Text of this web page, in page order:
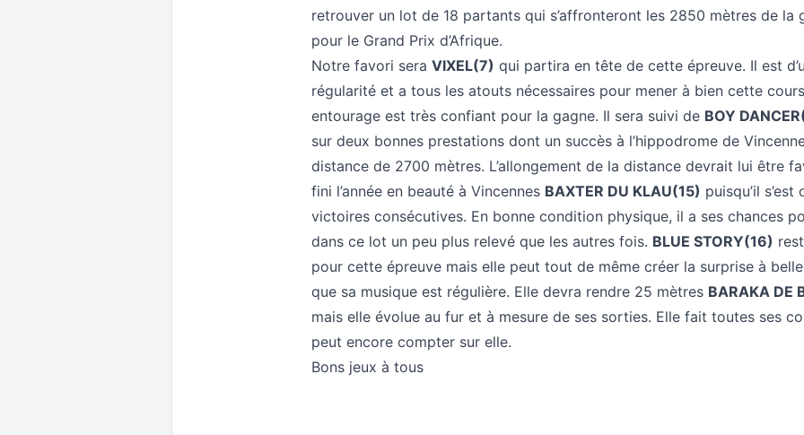
retrouver un lot de 18 partants qui s’affronteront les 2850 mètres de la
pour le Grand Prix d’Afrique.
Notre favori sera VIXEL(7) qui partira en tête de cette épreuve. Il est
régularité et a tous les atouts nécessaires pour mener à bien cette
entourage est très confiant pour la gagne. Il sera suivi de BOY
sur deux bonnes prestations dont un succès à l’hippodrome de
distance de 2700 mètres. L’allongement de la distance devrait lui être
fini l’année en beauté à Vincennes BAXTER DU KLAU(15) puisqu’il
victoires consécutives. En bonne condition physique, il a ses chances
dans ce lot un peu plus relevé que les autres fois. BLUE STORY(16)
pour cette épreuve mais elle peut tout de même créer la surprise à
que sa musique est régulière. Elle devra rendre 25 mètres BARAKA DE
mais elle évolue au fur et à mesure de ses sorties. Elle fait toutes ses
peut encore compter sur elle.
Bons jeux à tous